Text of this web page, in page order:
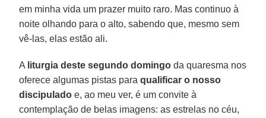
em minha vida um prazer muito raro. Mas continuo à
noite olhando para o alto, sabendo que, mesmo sem
vê-las, elas estão ali.
A liturgia deste segundo domingo da quaresma nos
oferece algumas pistas paraqualificar o nosso
discipulado e, ao meu ver, é um convite à
contemplação de belas imagens: as estrelas no céu,